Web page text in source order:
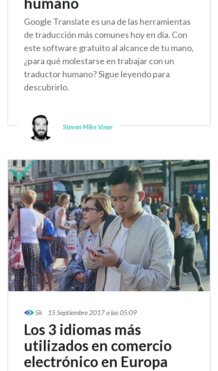
Google Translate es una de las herramientas
de traducción más comunes hoy en día. Con
este software gratuito al alcance de tu mano,
¿para qué molestarse en trabajar con un
traductor humano? Sigue leyendo para
descubrirlo.
Steven Mike Voser
5k 15 Septiembre 2017 a las 05:09
Los 3 idiomas más
utilizados en comercio
electrónico en Europa